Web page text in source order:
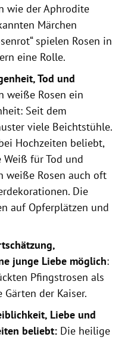
wie der Aphrodite
Märchen
spielen Rosen in
eine Rolle.
Tod und
weiße Rosen ein
Seit dem
viele Beichtstühle.
Hochzeiten beliebt,
für Tod und
weiße Rosen auch oft
Die
auf Opferplätzen und
junge Liebe möglich:
Pfingstrosen als
der Kaiser.
Liebe und
beliebt: Die heilige